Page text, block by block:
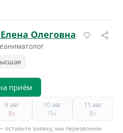
Олеговна
приём
9 авг
Вс
10 авг
Пн
11 авг
Вт
заявку, мы перезвоним